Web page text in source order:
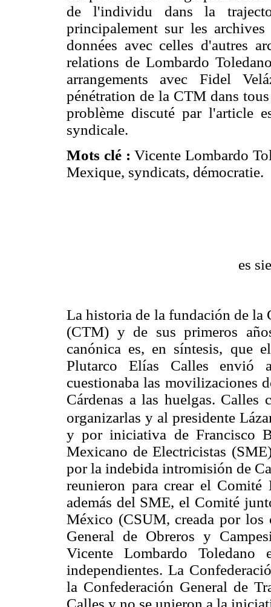
de l'individu dans la
principalement sur les
données avec celles d'autres
relations de Lombardo
arrangements avec Fidel
pénétration de la CTM dans
problème discuté par l'article
syndicale.
Mots clé : Vicente Lombardo
Mexique, syndicats, démocratie.
es
La historia de la fundación de la
(CTM) y de sus primeros
canónica es, en síntesis, que
Plutarco Elías Calles envió
cuestionaba las movilizaciones
Cárdenas a las huelgas.
organizarlas y al presidente
y por iniciativa de Francisco
Mexicano de Electricistas
por la indebida intromisión de
reunieron para crear el Comité
además del SME, el Comité
México (CSUM, creada por los
General de Obreros y
Vicente Lombardo Toledano
independientes. La
la Confederación General de